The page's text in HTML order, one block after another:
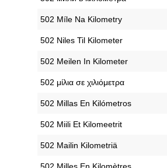
‎502 Míle Na Kilometry
‎502 Niles Til Kilometer
‎502 Meilen In Kilometer
‎502 μίλια σε χιλιόμετρα
‎502 Millas En Kilómetros
‎502 Miili Et Kilomeetrit
‎502 Mailin Kilometriä